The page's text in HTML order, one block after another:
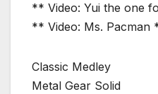
** Video: Yui the one
** Video: Ms. Pacman
Classic Medley
Metal Gear Solid